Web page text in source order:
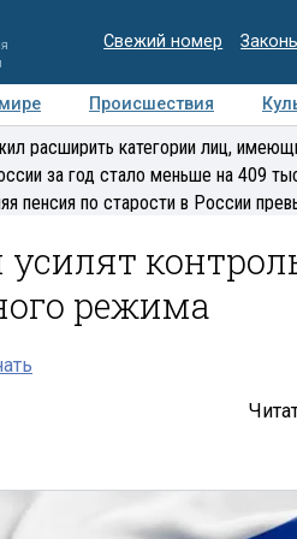
Свежий номер
Происшествия
Медиацентр Интервью
расширить категории лиц,
за год стало меньше на 409
пенсия по старости в России
режима